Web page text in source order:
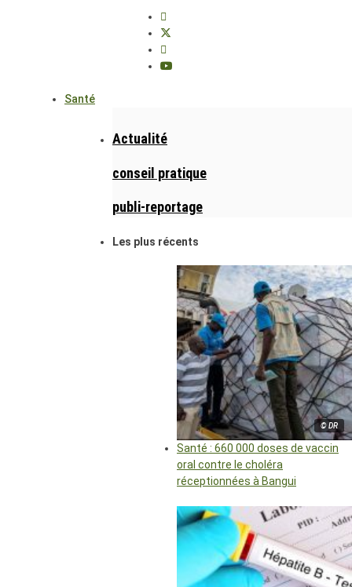
Santé
Actualité
conseil pratique
publi-reportage
Les plus récents
© DR
Santé : 660 000 doses de vaccin
oral contre le choléra
réceptionnées à Bangui